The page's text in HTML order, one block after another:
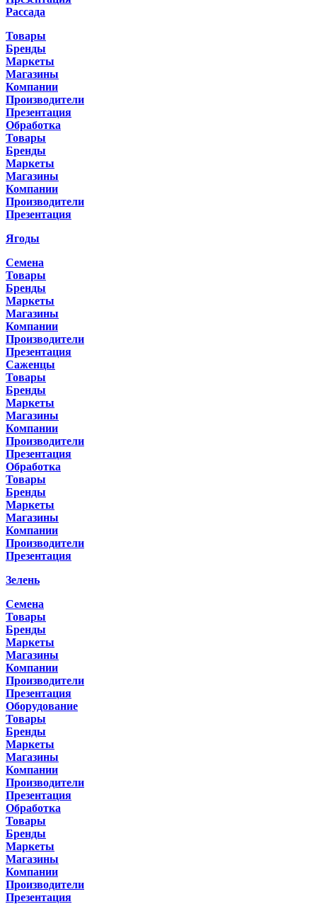
Рассада
Товары
Бренды
Маркеты
Магазины
Компании
Производители
Презентация
Обработка
Товары
Бренды
Маркеты
Магазины
Компании
Производители
Презентация
Ягоды
Семена
Товары
Бренды
Маркеты
Магазины
Компании
Производители
Презентация
Саженцы
Товары
Бренды
Маркеты
Магазины
Компании
Производители
Презентация
Обработка
Товары
Бренды
Маркеты
Магазины
Компании
Производители
Презентация
Зелень
Семена
Товары
Бренды
Маркеты
Магазины
Компании
Производители
Презентация
Оборудование
Товары
Бренды
Маркеты
Магазины
Компании
Производители
Презентация
Обработка
Товары
Бренды
Маркеты
Магазины
Компании
Производители
Презентация